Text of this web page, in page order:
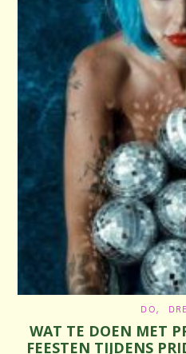
C
T
E
G
DO
WAT TE DOEN MET
FEESTEN TIJDENS